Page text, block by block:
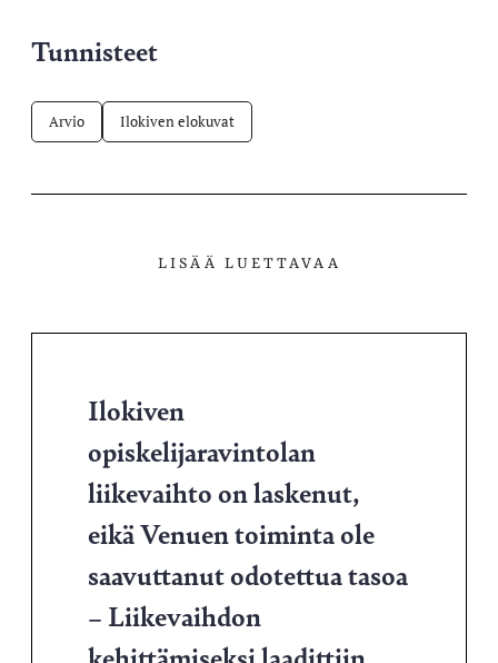
Tunnisteet
Arvio Ilokiven elokuvat
LISÄÄ LUETTAVAA
Ilokiven
opiskelijaravintolan
liikevaihto on laskenut,
eikä Venuen toiminta ole
saavuttanut odotettua tasoa
– Liikevaihdon